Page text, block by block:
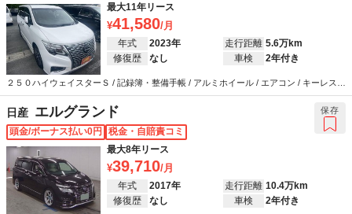
最大11年リース
41,580
年式 2023年 走行距離 5.6万km
修復歴
なし 車検 2年付き
２５０ハイウェイスターＳ / 記録簿・整備手帳 / アルミホイール / エアコン / キーレス /
カーナビ / ABS / エアバッグ / パワーステアリング / パワーウインドウ
日産 エルグランド
頭金/ボーナス払い0円
税金・自賠責コミ
最大8年リース
39,710
年式 2017年 走行距離 10.4万km
修復歴
なし 車検 2年付き
保存